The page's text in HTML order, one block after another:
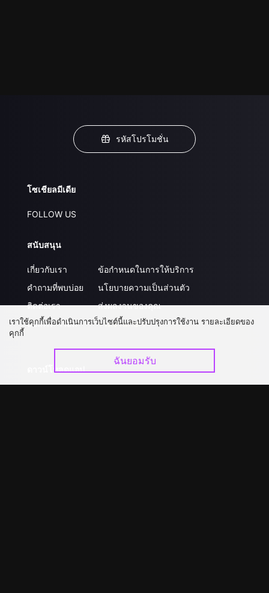
รหัสโปรโมชั่น
โซเชียลมีเดีย
FOLLOW US
สนับสนุน
เกี่ยวกับเรา
คำถามที่พบบ่อย
ติดต่อเรา
อัปเกรด วีไอพี
ข้อกำหนดในการให้บริการ
นโยบายความเป็นส่วนตัว
ส่งผลงานของคุณ
ร่วมงานกับเรา
ดาวน์โหลดแอป
เราใช้คุกกี้เพื่อดำเนินการเว็บไซต์นี้และปรับปรุงการใช้งาน รายละเอียดของ
คุกกี้
ฉันยอมรับ